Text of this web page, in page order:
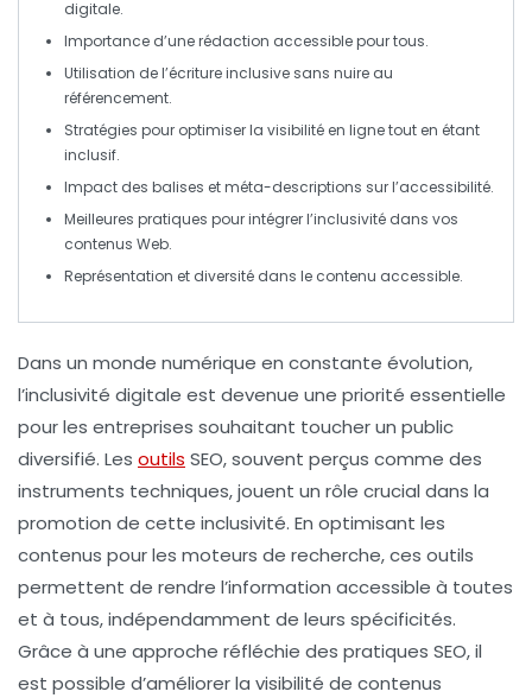
digitale.
Importance d’une rédaction accessible pour tous.
Utilisation de l’écriture inclusive sans nuire au
référencement.
Stratégies pour optimiser la visibilité en ligne tout en étant
inclusif.
Impact des balises et méta-descriptions sur l’accessibilité.
Meilleures pratiques pour intégrer l’inclusivité dans vos
contenus Web.
Représentation et diversité dans le contenu accessible.
Dans un monde numérique en constante évolution,
l’inclusivité digitale est devenue une priorité essentielle
pour les entreprises souhaitant toucher un public
diversifié. Les outils SEO, souvent perçus comme des
instruments techniques, jouent un rôle crucial dans la
promotion de cette inclusivité. En optimisant les
contenus pour les moteurs de recherche, ces outils
permettent de rendre l’information accessible à toutes
et à tous, indépendamment de leurs spécificités.
Grâce à une approche réfléchie des pratiques SEO, il
est possible d’améliorer la visibilité de contenus